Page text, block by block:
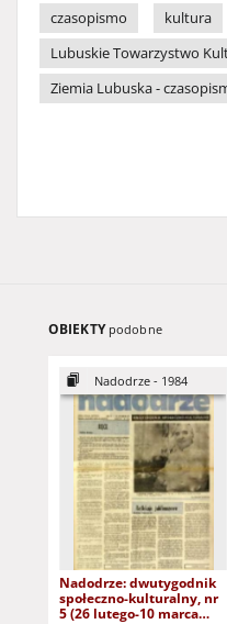
czasopismo
kultura
Lubuskie Towarzystwo
Ziemia Lubuska -
OBIEKTY podobne
Nadodrze - 1984
Nadodrze: dwutygodnik
społeczno-kulturalny, nr
5 (26 lutego-10 marca